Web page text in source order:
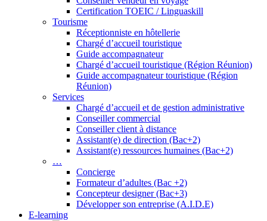
Certification TOEIC / Linguaskill
Tourisme
Réceptionniste en hôtellerie
Chargé d’accueil touristique
Guide accompagnateur
Chargé d’accueil touristique (Région Réunion)
Guide accompagnateur touristique (Région
Réunion)
Services
Chargé d’accueil et de gestion administrative
Conseiller commercial
Conseiller client à distance
Assistant(e) de direction (Bac+2)
Assistant(e) ressources humaines (Bac+2)
…
Concierge
Formateur d’adultes (Bac +2)
Concepteur designer (Bac+3)
Développer son entreprise (A.I.D.E)
E-learning